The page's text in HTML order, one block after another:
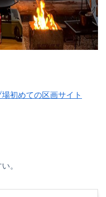
初めての区画サイト
。